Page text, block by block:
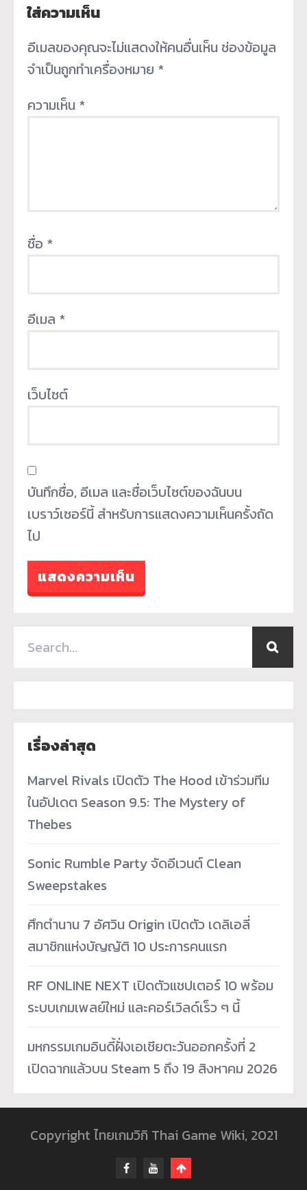
ใส่ความเห็น
อีเมลของคุณจะไม่แสดงให้คนอื่นเห็น ช่องข้อมูล
จำเป็นถูกทำเครื่องหมาย *
ความเห็น *
ชื่อ *
อีเมล *
เว็บไซต์
บันทึกชื่อ, อีเมล และชื่อเว็บไซต์ของฉันบน
เบราว์เซอร์นี้ สำหรับการแสดงความเห็นครั้งถัด
ไป
เรื่องล่าสุด
Marvel Rivals เปิดตัว The Hood เข้าร่วมทีม
ในอัปเดต Season 9.5: The Mystery of
Thebes
Sonic Rumble Party จัดอีเวนต์ Clean
Sweepstakes
ศึกตำนาน 7 อัศวิน Origin เปิดตัว เดลิเอลี่
สมาชิกแห่งบัญญัติ 10 ประการคนแรก
RF ONLINE NEXT เปิดตัวแชปเตอร์ 10 พร้อม
ระบบเกมเพลย์ใหม่ และคอร์เวิลด์เร็ว ๆ นี้
มหกรรมเกมอินดี้ฝั่งเอเชียตะวันออกครั้งที่ 2
เปิดฉากแล้วบน Steam 5 ถึง 19 สิงหาคม 2026
Copyright ไทยเกมวิกิ Thai Game Wiki, 2021